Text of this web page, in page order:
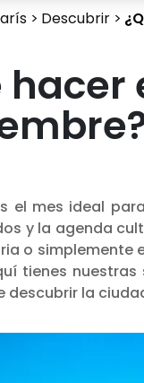
Descubrir
hacer
el mes ideal
y la agenda
o simplemente
tienes
descubrir la